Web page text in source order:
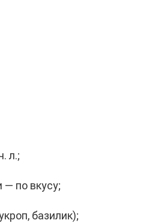
л.;
— по вкусу;
базилик);